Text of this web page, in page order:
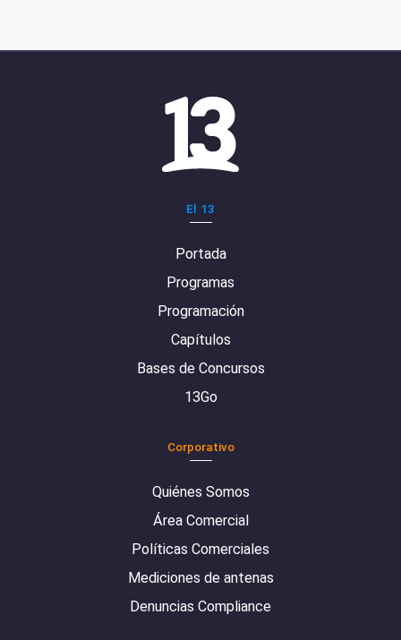
El 13
Portada
Programas
Programación
Capítulos
Bases de Concursos
13Go
Corporativo
Quiénes Somos
Área Comercial
Políticas Comerciales
Mediciones de antenas
Denuncias Compliance